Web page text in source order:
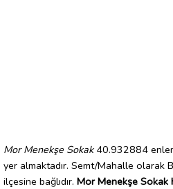
Mor Menekşe Sokak40.932884
yer almaktadır. Semt/Mahalle olarak
ilçesine bağlıdır. Mor Menekşe Sokak